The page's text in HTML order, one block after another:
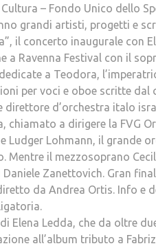
– Fondo Unico dello
grandi artisti, progetti e
il concerto inaugurale con
a Ravenna Festival con il
a Teodora,
per voci e oboe scritte
direttore d’orchestra italo
chiamato a dirigere la FVG
Ludger Lohmann, il grande
Mentre il mezzosoprano
Zanettovich. Gran
da Andrea Ortis. Info e
Elena Ledda, che da oltre
all’album tributo a